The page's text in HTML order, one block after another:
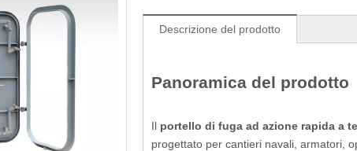
Descrizione del prodotto
Panoramica del prodotto
Il portello di fuga ad azione rapida a
progettato per cantieri navali, armatori,